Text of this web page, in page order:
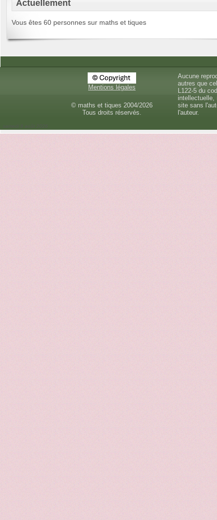
Actuellement
Vous êtes 60 personnes sur maths et tiques
Mentions légales
© maths et tiques 2004/2026
Tous droits réservés.
Aucune
autres que
L122-5 du
intellectuelle,
site sans
l'auteur.